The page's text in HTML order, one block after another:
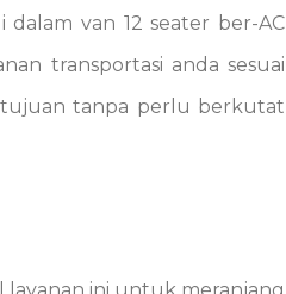
van 12 seater ber-AC
transportasi anda sesuai
tanpa perlu berkutat